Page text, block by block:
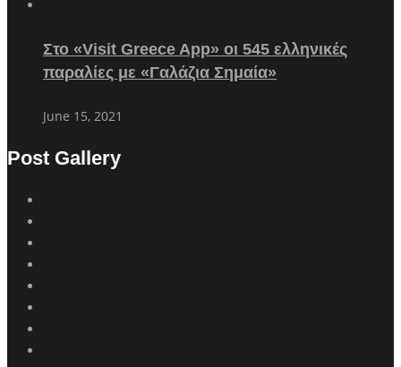
Στο «Visit Greece App» οι 545 ελληνικές
παραλίες με «Γαλάζια Σημαία»
June 15, 2021
Post Gallery